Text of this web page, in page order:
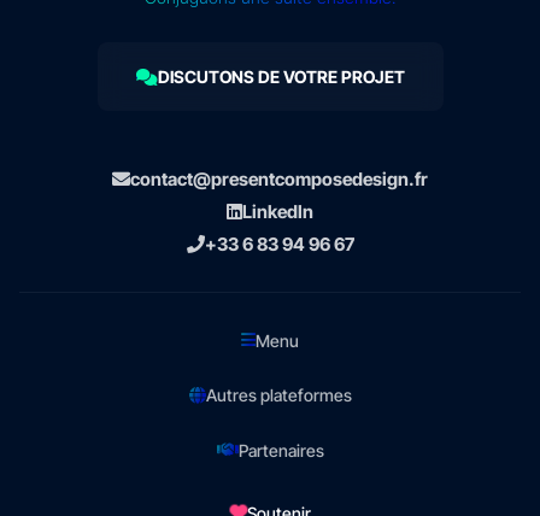
DISCUTONS DE VOTRE PROJET
contact@presentcomposedesign.fr
LinkedIn
+33 6 83 94 96 67
Menu
Autres plateformes
Partenaires